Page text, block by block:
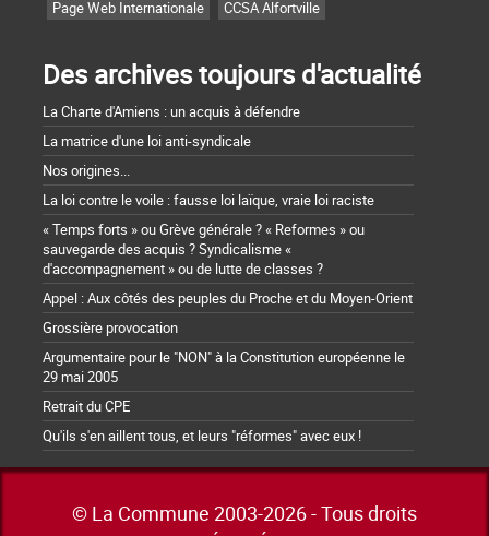
Page Web Internationale
CCSA Alfortville
Des archives toujours d'actualité
La Charte d'Amiens : un acquis à défendre
La matrice d'une loi anti-syndicale
Nos origines...
La loi contre le voile : fausse loi laïque, vraie loi raciste
« Temps forts » ou Grève générale ? « Reformes » ou
sauvegarde des acquis ? Syndicalisme «
d'accompagnement » ou de lutte de classes ?
Appel : Aux côtés des peuples du Proche et du Moyen-Orient
Grossière provocation
Argumentaire pour le "NON" à la Constitution européenne le
29 mai 2005
Retrait du CPE
Qu'ils s'en aillent tous, et leurs "réformes" avec eux !
© La Commune 2003-2026 - Tous droits